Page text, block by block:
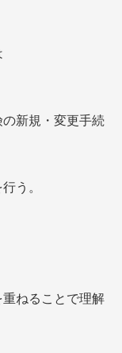
新規・変更手続
う。
ねることで理解